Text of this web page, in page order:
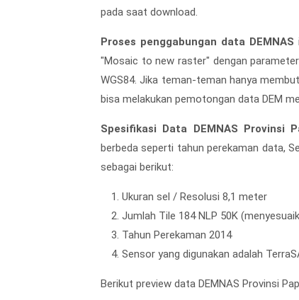
pada saat download.
Proses penggabungan data DEMNAS
"Mosaic to new raster" dengan
WGS84. Jika teman-teman hanya
bisa melakukan pemotongan data DEM
Spesifikasi Data DEMNAS Provinsi
berbeda seperti tahun perekaman data,
sebagai berikut:
Ukuran sel / Resolusi 8,1 meter
Jumlah Tile 184 NLP 50K
Tahun Perekaman 2014
Sensor yang digunakan adalah
Berikut preview data DEMNAS Provinsi